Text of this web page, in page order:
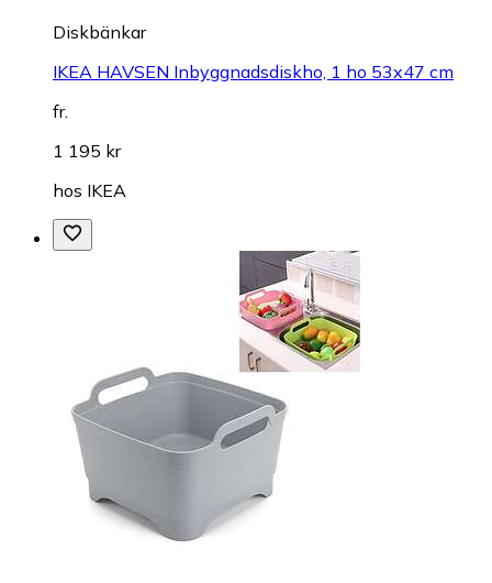
Diskbänkar
IKEA HAVSEN Inbyggnadsdiskho, 1 ho 53x47 cm
fr.
1 195 kr
hos IKEA